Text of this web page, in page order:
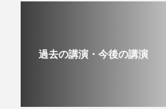
過去の講演・今後の講演